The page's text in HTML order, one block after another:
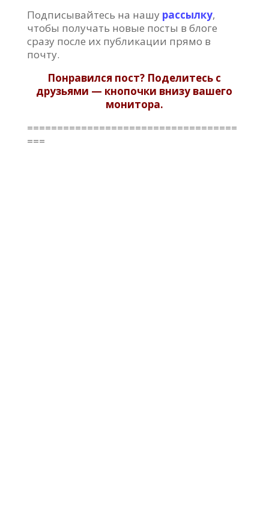
Подписывайтесь на нашу рассылку,
чтобы получать новые посты в блоге
сразу после их публикации прямо в
почту.
Понравился пост? Поделитесь с
друзьями — кнопочки внизу вашего
монитора.
===================================
===